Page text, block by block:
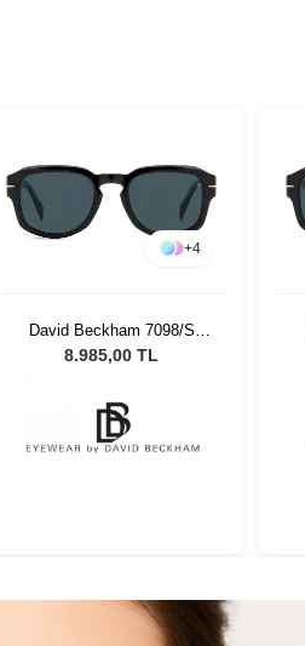
+4
David Beckham 7098/S
807KU 51 Unisex Güneş
8.985,00 TL